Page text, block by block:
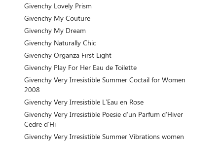
Givenchy Lovely Prism
Givenchy My Couture
Givenchy My Dream
Givenchy Naturally Chic
Givenchy Organza First Light
Givenchy Play For Her Eau de Toilette
Givenchy Very Irresistible Summer Coctail for Women
2008
Givenchy Very Irresistible L’Eau en Rose
Givenchy Very Irresistible Poesie d’un Parfum d’Hiver
Cedre d’Hi
Givenchy Very Irresistible Summer Vibrations women